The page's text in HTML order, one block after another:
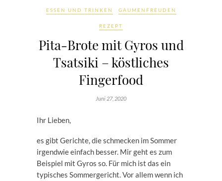
ESSEN UND TRINKEN GAUMENFREUDEN
REZEPT
Pita-Brote mit Gyros und
Tsatsiki – köstliches
Fingerfood
Juni 27, 2020
Ihr Lieben,
es gibt Gerichte, die schmecken im Sommer
irgendwie einfach besser. Mir geht es zum
Beispiel mit Gyros so. Für mich ist das ein
typisches Sommergericht. Vor allem wenn ich